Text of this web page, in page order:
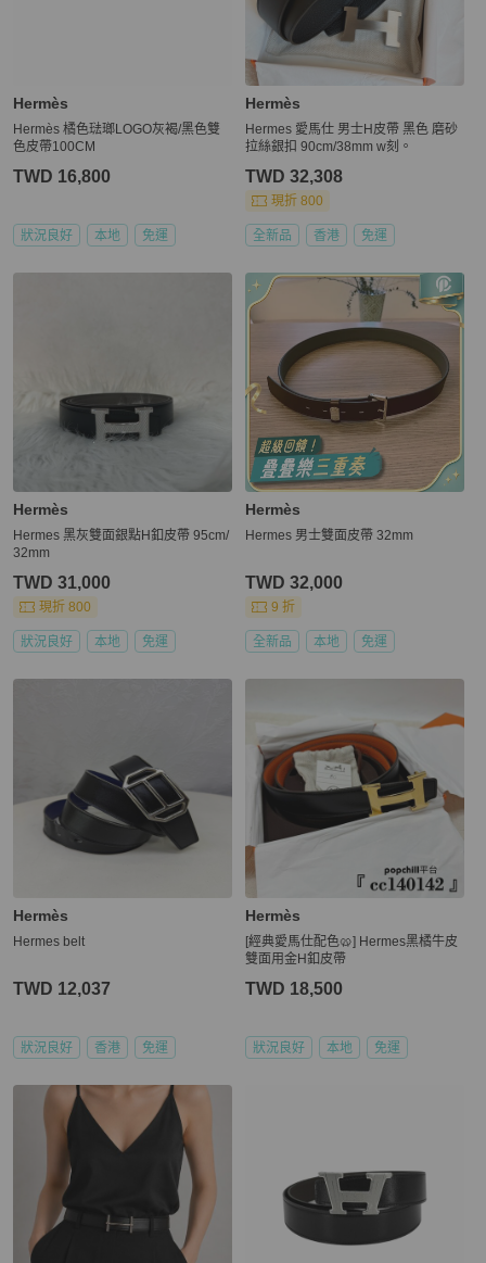
Hermès
Hermès 橘色琺瑯LOGO灰褐/黑色雙
色皮帶100CM
TWD 16,800
狀況良好 本地 免運
Hermès
Hermes 愛馬仕 男士H皮帶 黑色 磨砂
拉絲銀扣 90cm/38mm w刻。
TWD 32,308
現折 800
全新品 香港 免運
Hermès
Hermes 黑灰雙面銀點H釦皮帶 95cm/
32mm
TWD 31,000
現折 800
狀況良好 本地 免運
Hermès
Hermes 男士雙面皮帶 32mm
TWD 32,000
9 折
全新品 本地 免運
Hermès
Hermes belt
TWD 12,037
狀況良好 香港 免運
Hermès
[經典愛馬仕配色🥨] Hermes黑橘牛皮
雙面用金H釦皮帶
TWD 18,500
狀況良好 本地 免運